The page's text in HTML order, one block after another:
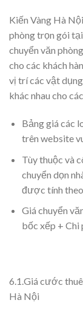
Kiến Vàng Hà
phòng trọn gói
chuyển văn
cho các khách
vị trí các vật
khác nhau cho
Bảng giá các
trên website
Tùy thuộc và
chuyển dọn
được tính
Giá chuyển
bốc xếp + Chi
6.1.Giá cước
Hà Nội